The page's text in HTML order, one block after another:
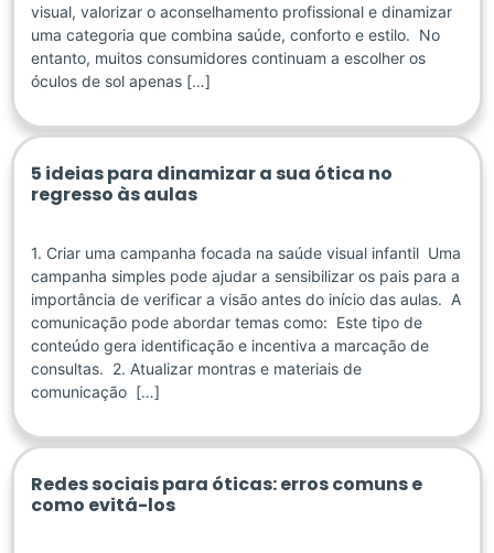
visual, valorizar o aconselhamento profissional e dinamizar
uma categoria que combina saúde, conforto e estilo. No
entanto, muitos consumidores continuam a escolher os
óculos de sol apenas […]
5 ideias para dinamizar a sua ótica no
regresso às aulas
1. Criar uma campanha focada na saúde visual infantil Uma
campanha simples pode ajudar a sensibilizar os pais para a
importância de verificar a visão antes do início das aulas. A
comunicação pode abordar temas como: Este tipo de
conteúdo gera identificação e incentiva a marcação de
consultas. 2. Atualizar montras e materiais de
comunicação […]
Redes sociais para óticas: erros comuns e
como evitá-los